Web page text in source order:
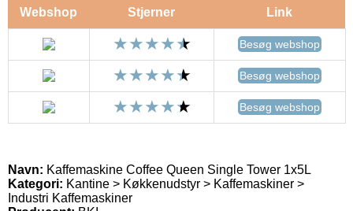
Webshop Stjerner Link
Besøg webshop
Besøg webshop
Besøg webshop
Navn: Kaffemaskine Coffee Queen Single Tower 1x5L
Kategori: Kantine > Køkkenudstyr > Kaffemaskiner >
Industri Kaffemaskiner